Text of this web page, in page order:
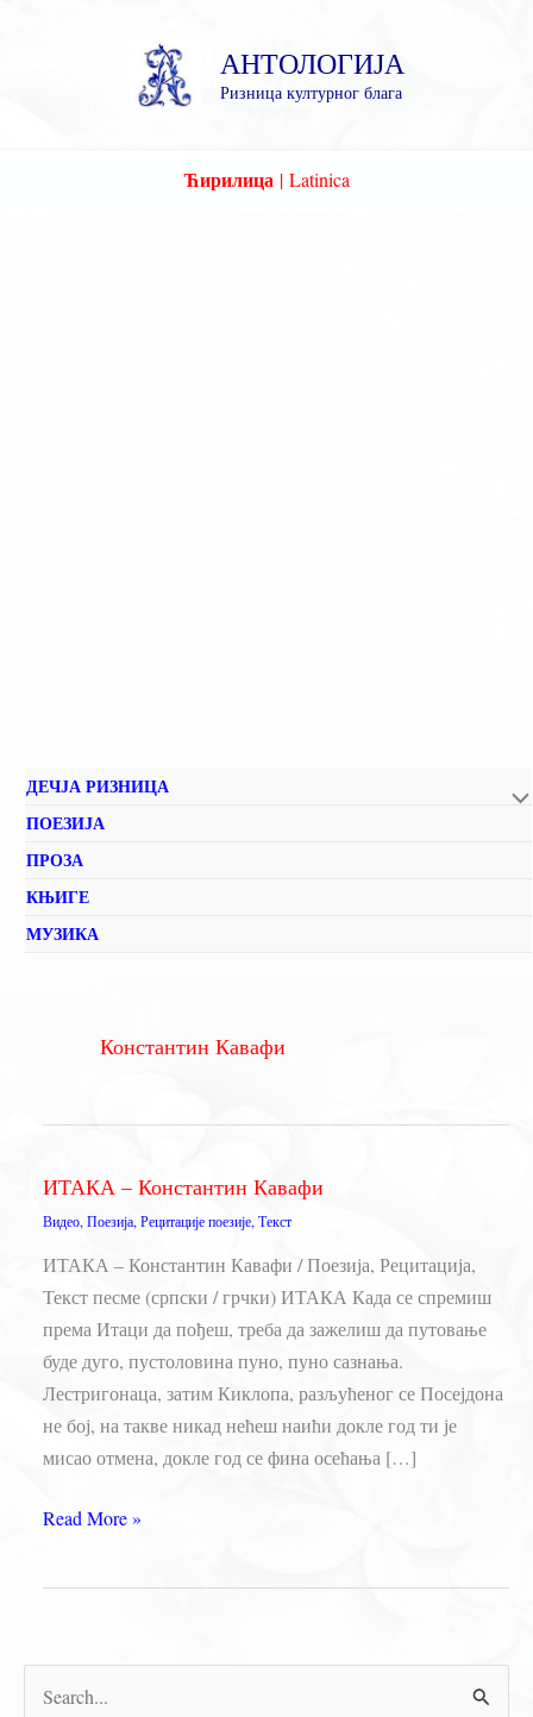
АНТОЛОГИЈА
Ризница културног блага
Ћирилица | Latinica
ДЕЧЈА РИЗНИЦА
ПОЕЗИЈА
ПРОЗА
КЊИГЕ
МУЗИКА
Константин Кавафи
ИТАКА – Константин Кавафи
Видео, Поезија, Рецитације поезије, Текст
ИТАКА – Константин Кавафи / Поезија, Рецитација,
Текст песме (српски / грчки) ИТАКА Када се спремиш
према Итаци да пођеш, треба да зажелиш да путовање
буде дуго, пустоловина пуно, пуно сазнања.
Лестригонаца, затим Киклопа, разљућеног се Посејдона
не бој, на такве никад нећеш наићи докле год ти је
мисао отмена, докле год се фина осећања […]
ИТАКА
Константин
Read More »